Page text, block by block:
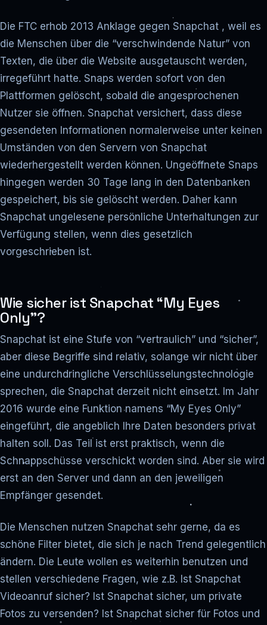
Die FTC erhob 2013 Anklage gegen Snapchat , weil es
die Menschen über die “verschwindende Natur” von
Texten, die über die Website ausgetauscht werden,
irregeführt hatte. Snaps werden sofort von den
Plattformen gelöscht, sobald die angesprochenen
Nutzer sie öffnen. Snapchat versichert, dass diese
gesendeten Informationen normalerweise unter keinen
Umständen von den Servern von Snapchat
wiederhergestellt werden können. Ungeöffnete Snaps
hingegen werden 30 Tage lang in den Datenbanken
gespeichert, bis sie gelöscht werden. Daher kann
Snapchat ungelesene persönliche Unterhaltungen zur
Verfügung stellen, wenn dies gesetzlich
vorgeschrieben ist.
Wie sicher ist Snapchat “My Eyes
Only”?
Snapchat ist eine Stufe von “vertraulich” und “sicher”,
aber diese Begriffe sind relativ, solange wir nicht über
eine undurchdringliche Verschlüsselungstechnologie
sprechen, die Snapchat derzeit nicht einsetzt. Im Jahr
2016 wurde eine Funktion namens “My Eyes Only”
eingeführt, die angeblich Ihre Daten besonders privat
halten soll. Das Teil ist erst praktisch, wenn die
Schnappschüsse verschickt worden sind. Aber sie wird
erst an den Server und dann an den jeweiligen
Empfänger gesendet.
Die Menschen nutzen Snapchat sehr gerne, da es
schöne Filter bietet, die sich je nach Trend gelegentlich
ändern. Die Leute wollen es weiterhin benutzen und
stellen verschiedene Fragen, wie z.B. Ist Snapchat
Videoanruf sicher? Ist Snapchat sicher, um private
Fotos zu versenden? Ist Snapchat sicher für Fotos und